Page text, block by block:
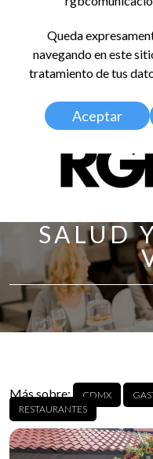
RED GLOBAL
BALDOSA 360
SALUD
Más sobre: CDMX
RESTAURANTES
Queda
navegando en este
tratamiento de tus
Aceptar